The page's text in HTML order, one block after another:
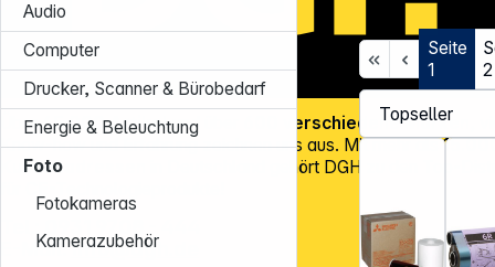
Audio
Computer
Drucker, Scanner & Bürobedarf
Energie & Beleuchtung
Foto
Fotokameras
Kamerazubehör
Seite
1
2
Über45.000 Artikelund über 600 verschiedene Marken
Know-how und Erfahrung zeichnen uns aus. Mit mehr als
Kundenadressen
in Deutschland gehört DGH zu den Top-
E-Mail:info@dgh.de